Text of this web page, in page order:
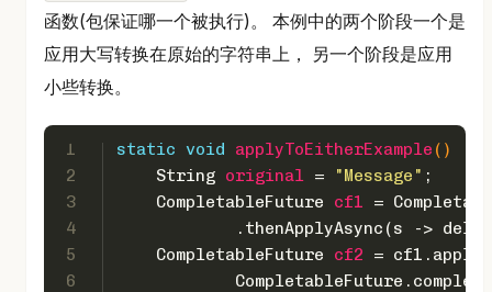
函数(包保证哪一个被执行)。 本例中的两个阶段一个是
应用大写转换在原始的字符串上， 另一个阶段是应用
小些转换。
1
2
3
4
5
6
static void applyToEitherExample ()
String original = "Message" ;
CompletableFuture
cf1 =
.thenApplyAsync(s ->
CompletableFuture
cf2 =